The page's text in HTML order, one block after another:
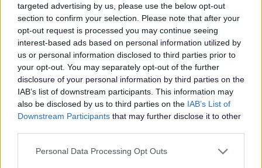
targeted advertising by us, please use the below opt-out
section to confirm your selection. Please note that after your
opt-out request is processed you may continue seeing
interest-based ads based on personal information utilized by
us or personal information disclosed to third parties prior to
your opt-out. You may separately opt-out of the further
disclosure of your personal information by third parties on the
IAB’s list of downstream participants. This information may
also be disclosed by us to third parties on the IAB’s List of
Downstream Participants that may further disclose it to other
Personal Data Processing Opt Outs
FIAMBRE DE POLLO CON CIRUELAS